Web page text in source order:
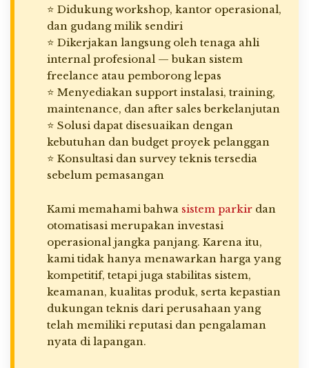
⭐ Didukung workshop, kantor operasional,
dan gudang milik sendiri
⭐ Dikerjakan langsung oleh tenaga ahli
internal profesional — bukan sistem
freelance atau pemborong lepas
⭐ Menyediakan support instalasi, training,
maintenance, dan after sales berkelanjutan
⭐ Solusi dapat disesuaikan dengan
kebutuhan dan budget proyek pelanggan
⭐ Konsultasi dan survey teknis tersedia
sebelum pemasangan
Kami memahami bahwa sistem parkir dan
otomatisasi merupakan investasi
operasional jangka panjang. Karena itu,
kami tidak hanya menawarkan harga yang
kompetitif, tetapi juga stabilitas sistem,
keamanan, kualitas produk, serta kepastian
dukungan teknis dari perusahaan yang
telah memiliki reputasi dan pengalaman
nyata di lapangan.